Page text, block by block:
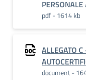
PERSONALE
pdf - 1614 kb
ALLEGATO
document -